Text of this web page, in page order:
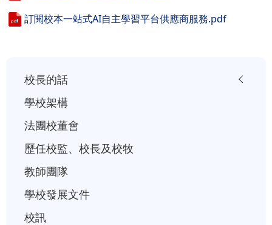
訂閱校本一站式AI自主學習平台供應商服務.pdf
校長的話
學校架構
法團校董會
歷任校監、校長及校牧
教師團隊
學校發展文件
校訊